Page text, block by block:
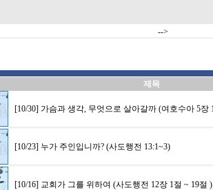
-->
제목
[10/30] 가슴과 생각, 무엇으로 살아갈까 (여호수아 5장
[10/23] 누가 주인입니까? (사도행전 13:1~3)
[10/16] 교회가 그를 위하여 (사도행전 12장 1절 ~ 19절 )